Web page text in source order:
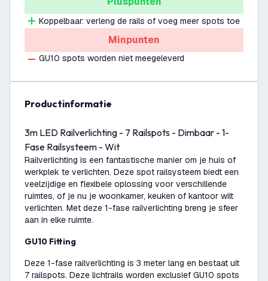
Koppelbaar: verleng de rails of voeg meer spots toe
Minpunten
GU10 spots worden niet meegeleverd
productinformatie
3m LED Railverlichting - 7 Railspots - Dimbaar - 1-
Fase Railsysteem - Wit
Railverlichting is een fantastische manier om je huis of
werkplek te verlichten. Deze spot railsysteem biedt een
veelzijdige en flexibele oplossing voor verschillende
ruimtes, of je nu je woonkamer, keuken of kantoor wilt
verlichten. Met deze 1-fase railverlichting breng je sfeer
aan in elke ruimte.
GU10 Fitting
Deze 1-fase railverlichting is 3 meter lang en bestaat uit
7 railspots. Deze lichtrails worden exclusief GU10 spots